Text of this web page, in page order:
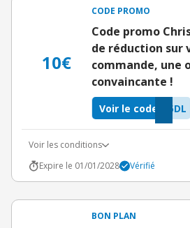
10€
CODE PROMO
Code promo
de réduction sur
commande, une
convaincante !
5DL
Voir le code
Voir les conditions
Expire le 01/01/2028
Vérifié
BON PLAN